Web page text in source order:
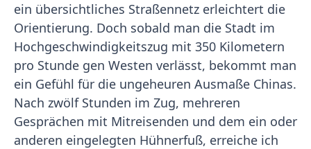
ein übersichtliches Straßennetz erleichtert die
Orientierung. Doch sobald man die Stadt im
Hochgeschwindigkeitszug mit 350 Kilometern
pro Stunde gen Westen verlässt, bekommt man
ein Gefühl für die ungeheuren Ausmaße Chinas.
Nach zwölf Stunden im Zug, mehreren
Gesprächen mit Mitreisenden und dem ein oder
anderen eingelegten Hühnerfuß, erreiche ich